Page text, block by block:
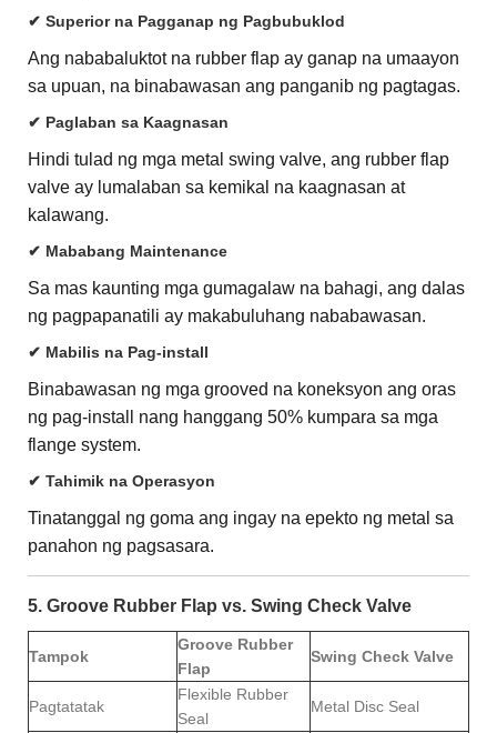
✔ Superior na Pagganap ng Pagbubuklod
Ang nababaluktot na rubber flap ay ganap na umaayon
sa upuan, na binabawasan ang panganib ng pagtagas.
✔ Paglaban sa Kaagnasan
Hindi tulad ng mga metal swing valve, ang rubber flap
valve ay lumalaban sa kemikal na kaagnasan at
kalawang.
✔ Mababang Maintenance
Sa mas kaunting mga gumagalaw na bahagi, ang dalas
ng pagpapanatili ay makabuluhang nababawasan.
✔ Mabilis na Pag-install
Binabawasan ng mga grooved na koneksyon ang oras
ng pag-install nang hanggang 50% kumpara sa mga
flange system.
✔ Tahimik na Operasyon
Tinatanggal ng goma ang ingay na epekto ng metal sa
panahon ng pagsasara.
5. Groove Rubber Flap vs. Swing Check Valve
Tampok
Groove Rubber
Flap
Swing Check Valve
Pagtatatak
Flexible Rubber
Seal
Metal Disc Seal